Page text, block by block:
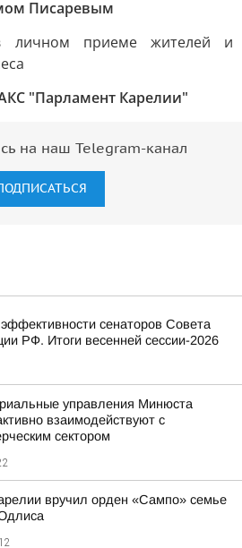
Писаревым
личном приеме жителей и
"Парламент Карелии"
на наш Telegram-канал
эффективности сенаторов Совета
РФ. Итоги весенней сессии-2026
управления Минюста
взаимодействуют с
сектором
вручил орден «Сампо» семье